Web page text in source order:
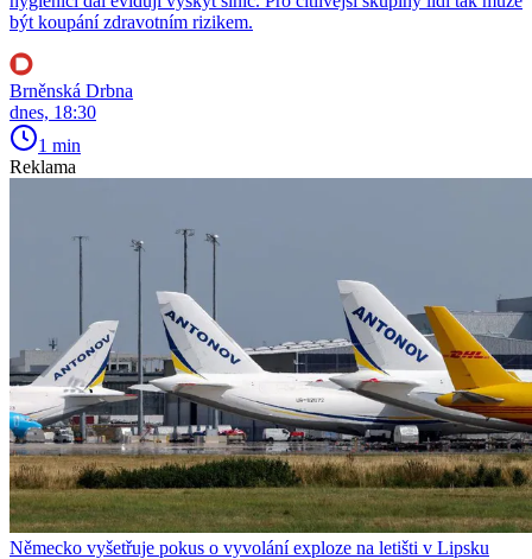
být koupání zdravotním rizikem.
Brněnská Drbna
dnes, 18:30
1 min
Reklama
Německo vyšetřuje pokus o vyvolání exploze na letišti v Lipsku